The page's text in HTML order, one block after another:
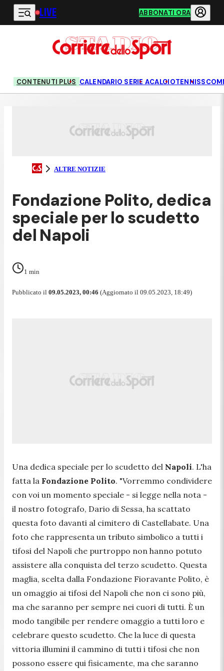
Vai al contenuto principale
LIVE ABBONATI ORA
CONTENUTI PLUS CALENDARIO SERIE ACALCIOTENNIS
ALTRE NOTIZIE
Fondazione Polito, dedica
speciale per lo scudetto
del Napoli
1 min
Pubblicato il 09.05.2023, 00:46 (Aggiornato il 09.05.2023, 18:49)
Una dedica speciale per lo scudetto del Napoli. L'ha
fatta la Fondazione Polito. "Vorremmo condividere
con voi un momento speciale - si legge nella nota -
il nostro fotografo, Dario di Sessa, ha scattato
questa foto davanti al cimitero di Castellabate. Una
foto che rappresenta un tributo simbolico a tutti i
tifosi del Napoli che purtroppo non hanno potuto
assistere alla conquista del terzo scudetto. Questa
maglia, scelta dalla Fondazione Fioravante Polito, è
un omaggio ai tifosi del Napoli che non ci sono più,
ma che saranno per sempre nei cuori di tutti. È un
modo tangibile per rendere omaggio a tutti loro e
celebrare questo scudetto. Che la luce di questa
vittoria illumini il cammino di tutti i tifosi che non
possono essere qui fisicamente, ma che saranno